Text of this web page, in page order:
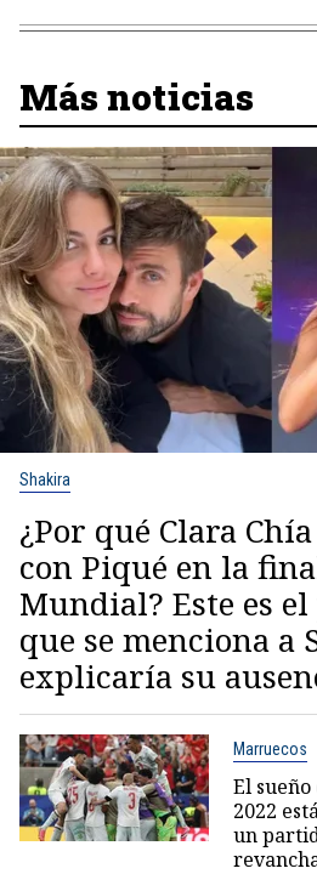
Más noticias
Shakira
¿Por qué Clara
con Piqué en la
Mundial? Este es
que se menciona a
explicaría su
Marruecos
El
2022
un